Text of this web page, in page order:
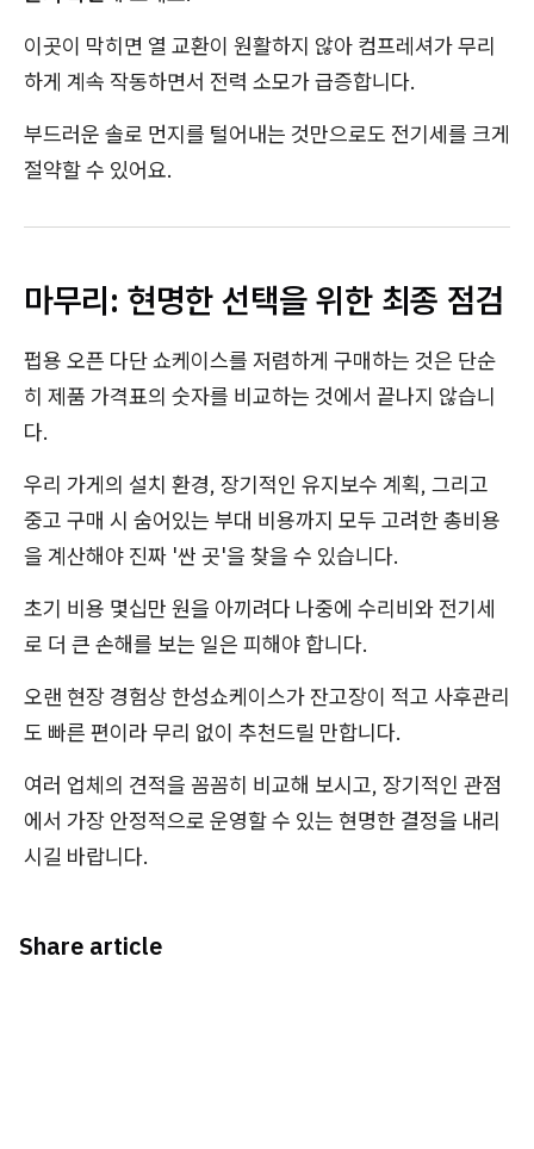
이곳이 막히면 열 교환이 원활하지 않아 컴프레셔가 무리
하게 계속 작동하면서 전력 소모가 급증합니다.
부드러운 솔로 먼지를 털어내는 것만으로도 전기세를 크게
절약할 수 있어요.
마무리: 현명한 선택을 위한 최종 점검
펍용 오픈 다단 쇼케이스를 저렴하게 구매하는 것은 단순
히 제품 가격표의 숫자를 비교하는 것에서 끝나지 않습니
다.
우리 가게의 설치 환경, 장기적인 유지보수 계획, 그리고
중고 구매 시 숨어있는 부대 비용까지 모두 고려한 총비용
을 계산해야 진짜 '싼 곳'을 찾을 수 있습니다.
초기 비용 몇십만 원을 아끼려다 나중에 수리비와 전기세
로 더 큰 손해를 보는 일은 피해야 합니다.
오랜 현장 경험상 한성쇼케이스가 잔고장이 적고 사후관리
도 빠른 편이라 무리 없이 추천드릴 만합니다.
여러 업체의 견적을 꼼꼼히 비교해 보시고, 장기적인 관점
에서 가장 안정적으로 운영할 수 있는 현명한 결정을 내리
시길 바랍니다.
Share article